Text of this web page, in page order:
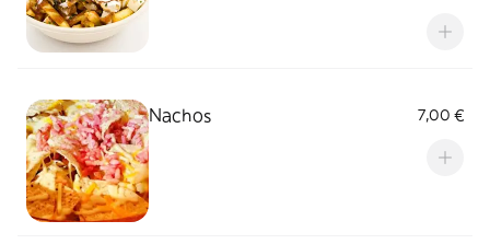
Nachos 7,00 €